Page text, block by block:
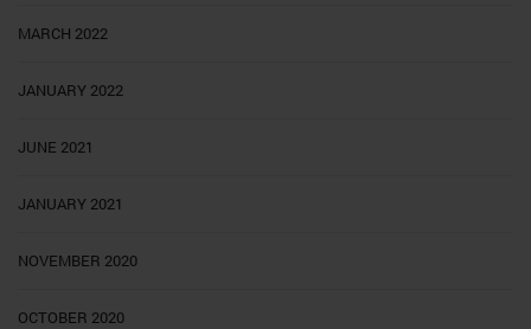
MARCH 2022
JANUARY 2022
JUNE 2021
JANUARY 2021
NOVEMBER 2020
OCTOBER 2020